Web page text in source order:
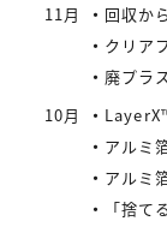
11月
回収から再
クリア
廃プラ
10月
アルミ箔
アルミ箔
「捨